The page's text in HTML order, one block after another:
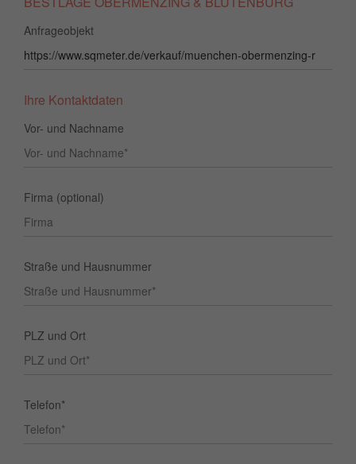
Anfrageobjekt
Ihre Kontaktdaten
Vor- und Nachname
Firma (optional)
Straße und Hausnummer
PLZ und Ort
Telefon*